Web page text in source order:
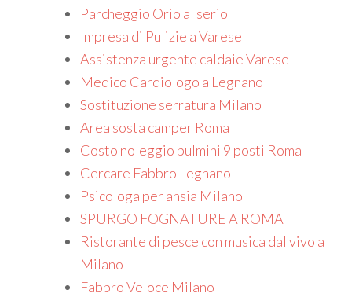
Parcheggio Orio al serio
Impresa di Pulizie a Varese
Assistenza urgente caldaie Varese
Medico Cardiologo a Legnano
Sostituzione serratura Milano
Area sosta camper Roma
Costo noleggio pulmini 9 posti Roma
Cercare Fabbro Legnano
Psicologa per ansia Milano
SPURGO FOGNATURE A ROMA
Ristorante di pesce con musica dal vivo a
Milano
Fabbro Veloce Milano